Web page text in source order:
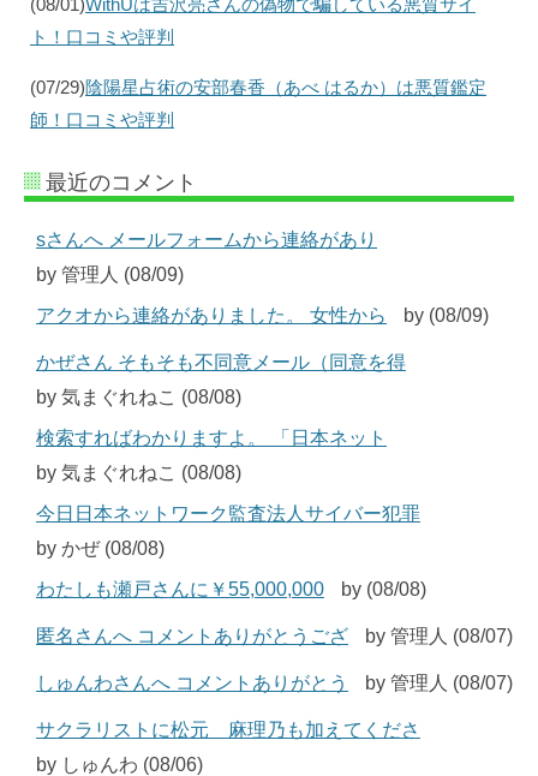
ト！口コミや評判
(07/29)陰陽星占術の安部春香（あべ はるか）は悪質鑑定
師！口コミや評判
最近のコメント
sさんへ メールフォームから連絡があり
by 管理人 (08/09)
アクオから連絡がありました。 女性から
by (08/09)
かぜさん そもそも不同意メール（同意を得
by 気まぐれねこ (08/08)
検索すればわかりますよ。 「日本ネット
by 気まぐれねこ (08/08)
今日日本ネットワーク監査法人サイバー犯罪
by かぜ (08/08)
わたしも瀬戸さんに￥55,000,000
by (08/08)
匿名さんへ コメントありがとうござ by 管理人 (08/07)
しゅんわさんへ コメントありがとう by 管理人 (08/07)
サクラリストに松元 麻理乃も加えてくださ
by しゅんわ (08/06)